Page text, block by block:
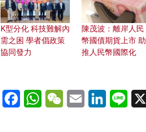
K型分化 科技難解內
需之困 學者倡政策
協同發力
陳茂波：離岸人民
幣國債期貨上市 助
推人民幣國際化
FacebookWhatsAppWeChatEmail LinkedInLine